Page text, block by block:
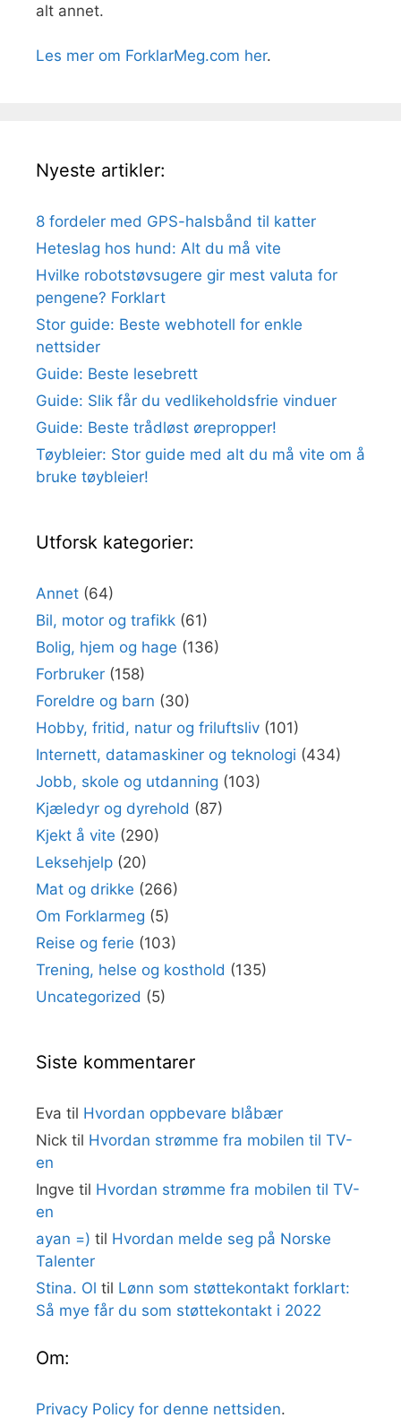
alt annet.
Les mer om ForklarMeg.com her.
Nyeste artikler:
8 fordeler med GPS-halsbånd til katter
Heteslag hos hund: Alt du må vite
Hvilke robotstøvsugere gir mest valuta for
pengene? Forklart
Stor guide: Beste webhotell for enkle
nettsider
Guide: Beste lesebrett
Guide: Slik får du vedlikeholdsfrie vinduer
Guide: Beste trådløst ørepropper!
Tøybleier: Stor guide med alt du må vite om å
bruke tøybleier!
Utforsk kategorier:
Annet (64)
Bil, motor og trafikk (61)
Bolig, hjem og hage (136)
Forbruker (158)
Foreldre og barn (30)
Hobby, fritid, natur og friluftsliv (101)
Internett, datamaskiner og teknologi (434)
Jobb, skole og utdanning (103)
Kjæledyr og dyrehold (87)
Kjekt å vite (290)
Leksehjelp (20)
Mat og drikke (266)
Om Forklarmeg (5)
Reise og ferie (103)
Trening, helse og kosthold (135)
Uncategorized (5)
Siste kommentarer
Eva til Hvordan oppbevare blåbær
Nick til Hvordan strømme fra mobilen til TV-
en
Ingve til Hvordan strømme fra mobilen til TV-
en
ayan =) til Hvordan melde seg på Norske
Talenter
Stina. Ol til Lønn som støttekontakt forklart:
Så mye får du som støttekontakt i 2022
Om:
Privacy Policy for denne nettsiden.